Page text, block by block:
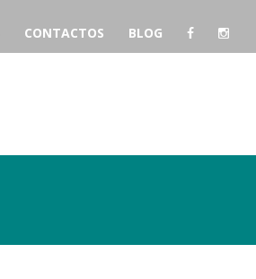
CONTACTOS BLOG